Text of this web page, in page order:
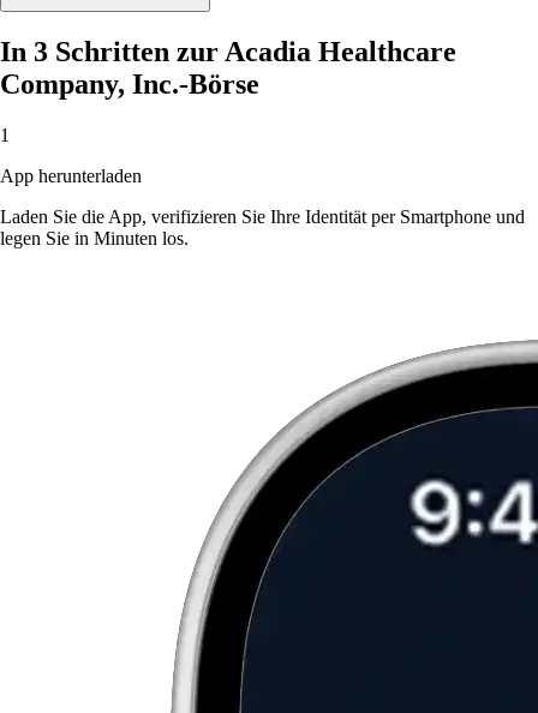
In 3 Schritten zur Acadia Healthcare
Company, Inc.-Börse
1
App herunterladen
Laden Sie die App, verifizieren Sie Ihre Identität per Smartphone und
legen Sie in Minuten los.